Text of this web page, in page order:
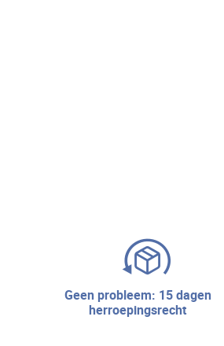
geen probleem: 15 dagen
herroepingsrecht